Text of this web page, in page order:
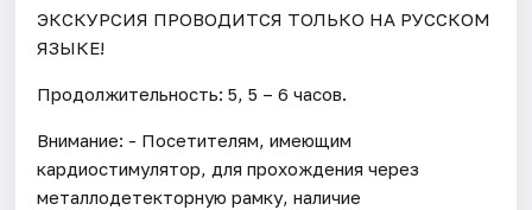
ЭКСКУРСИЯ ПРОВОДИТСЯ ТОЛЬКО НА РУССКОМ
ЯЗЫКЕ!
Продолжительность: 5, 5 – 6 часов.
Внимание: - Посетителям, имеющим
кардиостимулятор, для прохождения через
металлодетекторную рамку, наличие